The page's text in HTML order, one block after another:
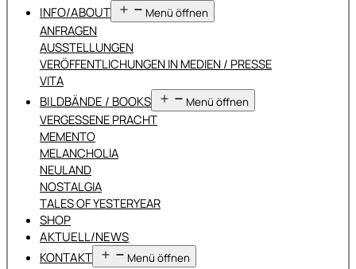
INFO/ABOUT Menü öffnen
ANFRAGEN
AUSSTELLUNGEN
VERÖFFENTLICHUNGEN IN MEDIEN / PRESSE
VITA
BILDBÄNDE / BOOKS Menü öffnen
VERGESSENE PRACHT
MEMENTO
MELANCHOLIA
NEULAND
NOSTALGIA
TALES OF YESTERYEAR
SHOP
AKTUELL/NEWS
KONTAKT
Menü öffnen